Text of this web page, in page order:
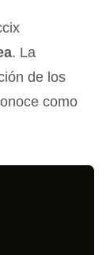
. La
de los
como